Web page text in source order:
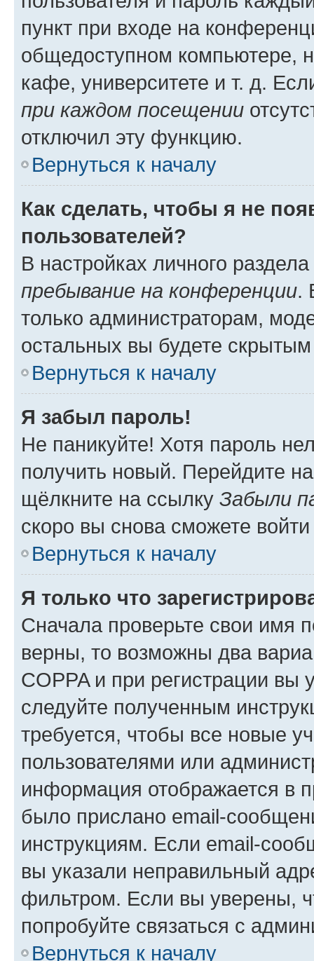
пункт при входе на
общедоступном компьютере,
кафе, университете и т. д.
при каждом посещении
отключил эту функцию.
Вернуться к началу
Как сделать, чтобы я не
пользователей?
В настройках личного
пребывание на конференции.
только администраторам,
остальных вы будете
Вернуться к началу
Я забыл пароль!
Не паникуйте! Хотя пароль
получить новый. Перейдите
щёлкните на ссылку Забыли
скоро вы снова сможете
Вернуться к началу
Я только что
Сначала проверьте свои имя
верны, то возможны два
COPPA и при регистрации вы
следуйте полученным
требуется, чтобы все новые
пользователями или
информация отображается в
было прислано email-
инструкциям. Если email-
вы указали неправильный
фильтром. Если вы уверены,
попробуйте связаться с
Вернуться к началу